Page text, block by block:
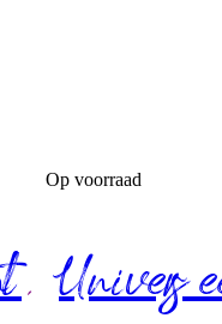
Op voorraad
,